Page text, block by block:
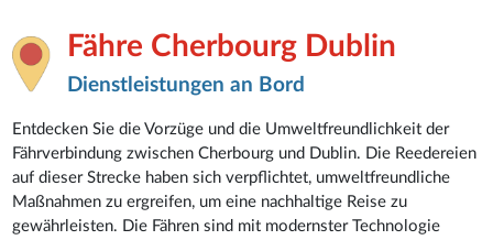
Fähre Cherbourg Dublin
Dienstleistungen an Bord
Entdecken Sie die Vorzüge und die Umweltfreundlichkeit der
Fährverbindung zwischen Cherbourg und Dublin. Die Reedereien
auf dieser Strecke haben sich verpflichtet, umweltfreundliche
Maßnahmen zu ergreifen, um eine nachhaltige Reise zu
gewährleisten. Die Fähren sind mit modernster Technologie